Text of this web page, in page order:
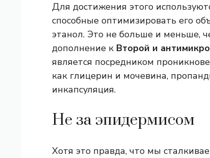
Для достижения этого
способные оптимизировать его
этанол. Это не больше и меньше,
дополнение к Второй и
является посредником
как глицерин и мочевина,
инкапсуляция.
Не за эпидермисом
Хотя это правда, что мы